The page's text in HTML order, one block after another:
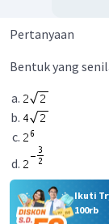
Pertanyaan
Bentuk yang
Ikuti
100rb